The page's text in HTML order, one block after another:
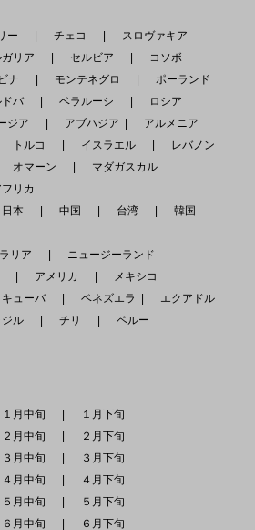
ー チェコ
スロヴァキア
リア セルビア
コソボ
ナ
モンテネグロ
ポーランド
バ ベラルーシ
ロシア
ジア アブハジア
アルメニア
トルコ イスラエル
レバノン
オマーン
マダガスカル
リカ
本 中国 台湾
韓国
リア
ニュージーランド
アメリカ
メキシコ
ューバ ベネズエラ
エクアドル
ル チリ
ペルー
月中旬
１月下旬
月中旬
２月下旬
月中旬
３月下旬
月中旬
４月下旬
月中旬
５月下旬
月中旬 ６月下旬